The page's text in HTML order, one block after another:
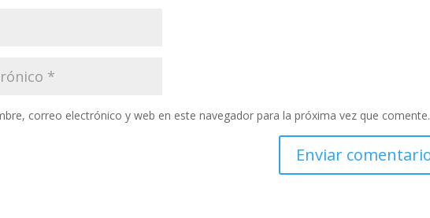
correo electrónico y web en este navegador para la próxima vez que comente.